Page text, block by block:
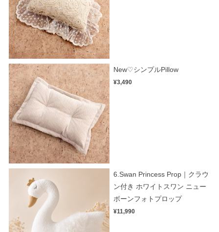
New♡シンプルPillow
¥3,490
6.Swan Princess Prop｜クラウ
ン付き ホワイトスワン ニュー
ボーンフォトプロップ
¥11,990